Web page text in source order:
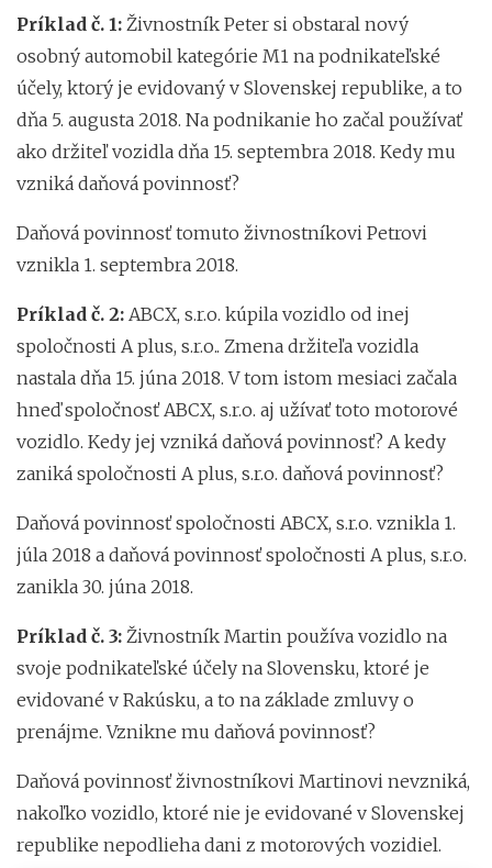
Príklad č. 1: Živnostník Peter si obstaral nový
osobný automobil kategórie M1 na podnikateľské
účely, ktorý je evidovaný v Slovenskej republike, a to
dňa 5. augusta 2018. Na podnikanie ho začal používať
ako držiteľ vozidla dňa 15. septembra 2018. Kedy mu
vzniká daňová povinnosť?
Daňová povinnosť tomuto živnostníkovi Petrovi
vznikla 1. septembra 2018.
Príklad č. 2: ABCX, s.r.o. kúpila vozidlo od inej
spoločnosti A plus, s.r.o.. Zmena držiteľa vozidla
nastala dňa 15. júna 2018. V tom istom mesiaci začala
hneď spoločnosť ABCX, s.r.o. aj užívať toto motorové
vozidlo. Kedy jej vzniká daňová povinnosť? A kedy
zaniká spoločnosti A plus, s.r.o. daňová povinnosť?
Daňová povinnosť spoločnosti ABCX, s.r.o. vznikla 1.
júla 2018 a daňová povinnosť spoločnosti A plus, s.r.o.
zanikla 30. júna 2018.
Príklad č. 3: Živnostník Martin používa vozidlo na
svoje podnikateľské účely na Slovensku, ktoré je
evidované v Rakúsku, a to na základe zmluvy o
prenájme. Vznikne mu daňová povinnosť?
Daňová povinnosť živnostníkovi Martinovi nevzniká,
nakoľko vozidlo, ktoré nie je evidované v Slovenskej
republike nepodlieha dani z motorových vozidiel.